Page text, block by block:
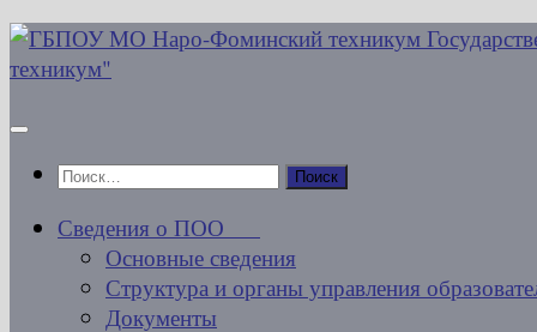
Перейти
к
Найти:
Сведения о ПОО
Основные сведения
Структура и органы управления
Документы